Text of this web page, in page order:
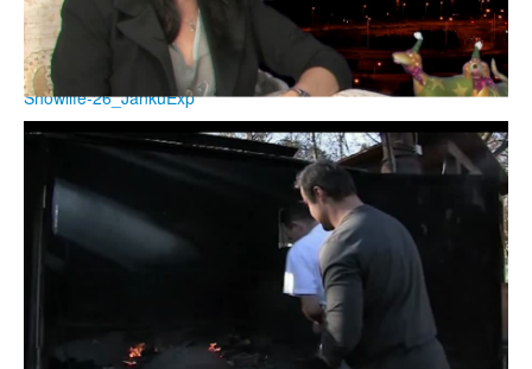
Showlife-26_JankuExp